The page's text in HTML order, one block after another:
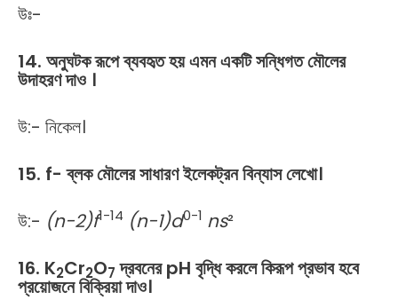
উঃ-
14. অনুঘটক রূপে ব্যবহৃত হয় এমন একটি সন্ধিগত মৌলের
উদাহরণ দাও ।
উ:- নিকেল।
15. f- ব্লক মৌলের সাধারণ ইলেকট্রন বিন্যাস লেখো।
উ:- (n-2)f1-14 (n-1)d0-1 ns²
16. K2Cr2O7 দ্রবনের pH বৃদ্ধি করলে কিরূপ প্রভাব হবে
প্রয়োজনে বিক্রিয়া দাও।